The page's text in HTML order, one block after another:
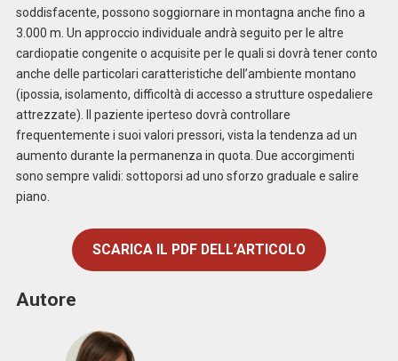
soddisfacente, possono soggiornare in montagna anche fino a
3.000 m. Un approccio individuale andrà seguito per le altre
cardiopatie congenite o acquisite per le quali si dovrà tener conto
anche delle particolari caratteristiche dell’ambiente montano
(ipossia, isolamento, difficoltà di accesso a strutture ospedaliere
attrezzate). Il paziente iperteso dovrà controllare
frequentemente i suoi valori pressori, vista la tendenza ad un
aumento durante la permanenza in quota. Due accorgimenti
sono sempre validi: sottoporsi ad uno sforzo graduale e salire
piano.
SCARICA IL PDF DELL’ARTICOLO
Autore